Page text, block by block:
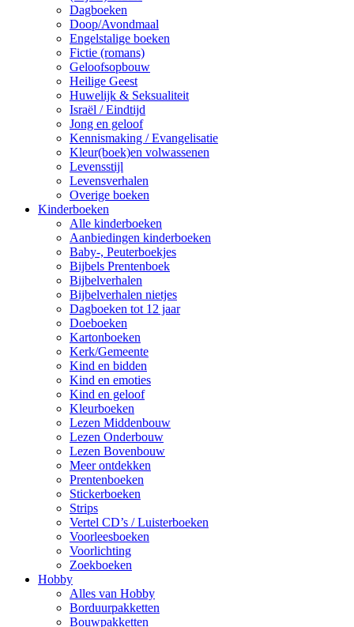
Dagboeken
Doop/Avondmaal
Engelstalige boeken
Fictie (romans)
Geloofsopbouw
Heilige Geest
Huwelijk & Seksualiteit
Israël / Eindtijd
Jong en geloof
Kennismaking / Evangelisatie
Kleur(boek)en volwassenen
Levensstijl
Levensverhalen
Overige boeken
Kinderboeken
Alle kinderboeken
Aanbiedingen kinderboeken
Baby-, Peuterboekjes
Bijbels Prentenboek
Bijbelverhalen
Bijbelverhalen nietjes
Dagboeken tot 12 jaar
Doeboeken
Kartonboeken
Kerk/Gemeente
Kind en bidden
Kind en emoties
Kind en geloof
Kleurboeken
Lezen Middenbouw
Lezen Onderbouw
Lezen Bovenbouw
Meer ontdekken
Prentenboeken
Stickerboeken
Strips
Vertel CD’s / Luisterboeken
Voorleesboeken
Voorlichting
Zoekboeken
Hobby
Alles van Hobby
Borduurpakketten
Bouwpakketten